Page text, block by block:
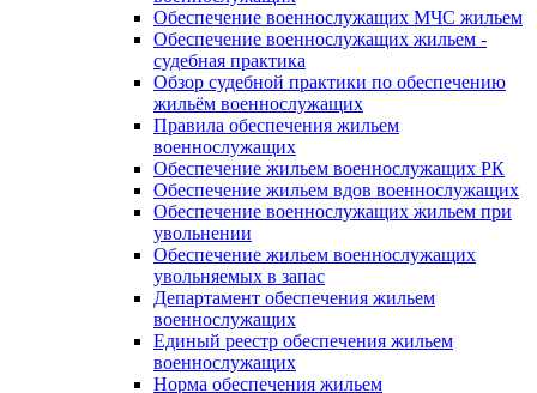
Обеспечение военнослужащих МЧС жильем
Обеспечение военнослужащих жильем -
судебная практика
Обзор судебной практики по обеспечению
жильём военнослужащих
Правила обеспечения жильем
военнослужащих
Обеспечение жильем военнослужащих РК
Обеспечение жильем вдов военнослужащих
Обеспечение военнослужащих жильем при
увольнении
Обеспечение жильем военнослужащих
увольняемых в запас
Департамент обеспечения жильем
военнослужащих
Единый реестр обеспечения жильем
военнослужащих
Норма обеспечения жильем